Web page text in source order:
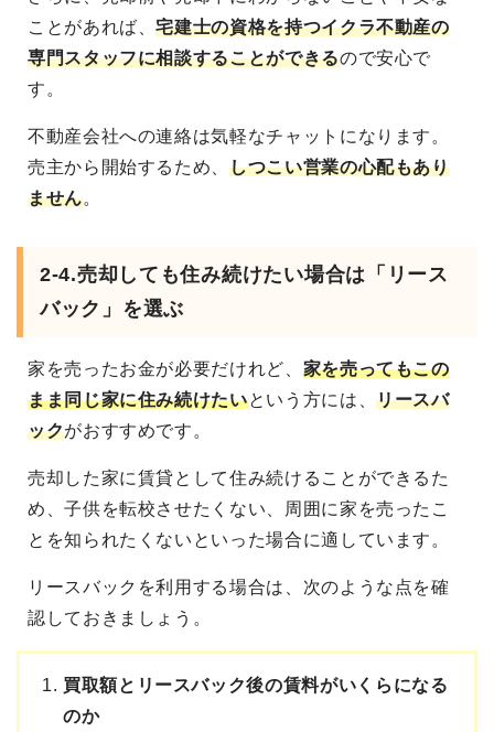
ことがあれば、宅建士の資格を持つイクラ不動産の
専門スタッフに相談することができるので安心で
す。
不動産会社への連絡は気軽なチャットになります。
売主から開始するため、しつこい営業の心配もあり
ません。
2-4.売却しても住み続けたい場合は「リース
バック」を選ぶ
家を売ったお金が必要だけれど、 家を売ってもこの
まま同じ家に住み続けたいという方には、リースバ
ックがおすすめです。
売却した家に賃貸として住み続けることができるた
め、子供を転校させたくない、周囲に家を売ったこ
とを知られたくないといった場合に適しています。
リースバックを利用する場合は、次のような点を確
認しておきましょう。
買取額とリースバック後の賃料がいくらになる
のか